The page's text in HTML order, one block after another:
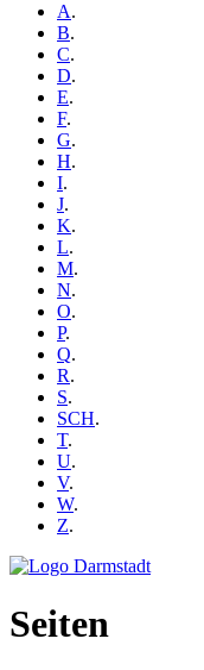
A.
B.
C.
D.
E.
F.
G.
H.
I.
J.
K.
L.
M.
N.
O.
P.
Q.
R.
S.
SCH.
T.
U.
V.
W.
Z.
Seiten